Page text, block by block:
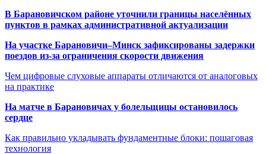
В Барановичском районе уточнили границы населённых
пунктов в рамках административной актуализации
На участке Барановичи–Минск зафиксированы задержки
поездов из-за ограничения скорости движения
Чем цифровые слуховые аппараты отличаются от аналоговых
на практике
На матче в Барановичах у болельщицы остановилось
сердце
Как правильно укладывать фундаментные блоки: пошаговая
технология